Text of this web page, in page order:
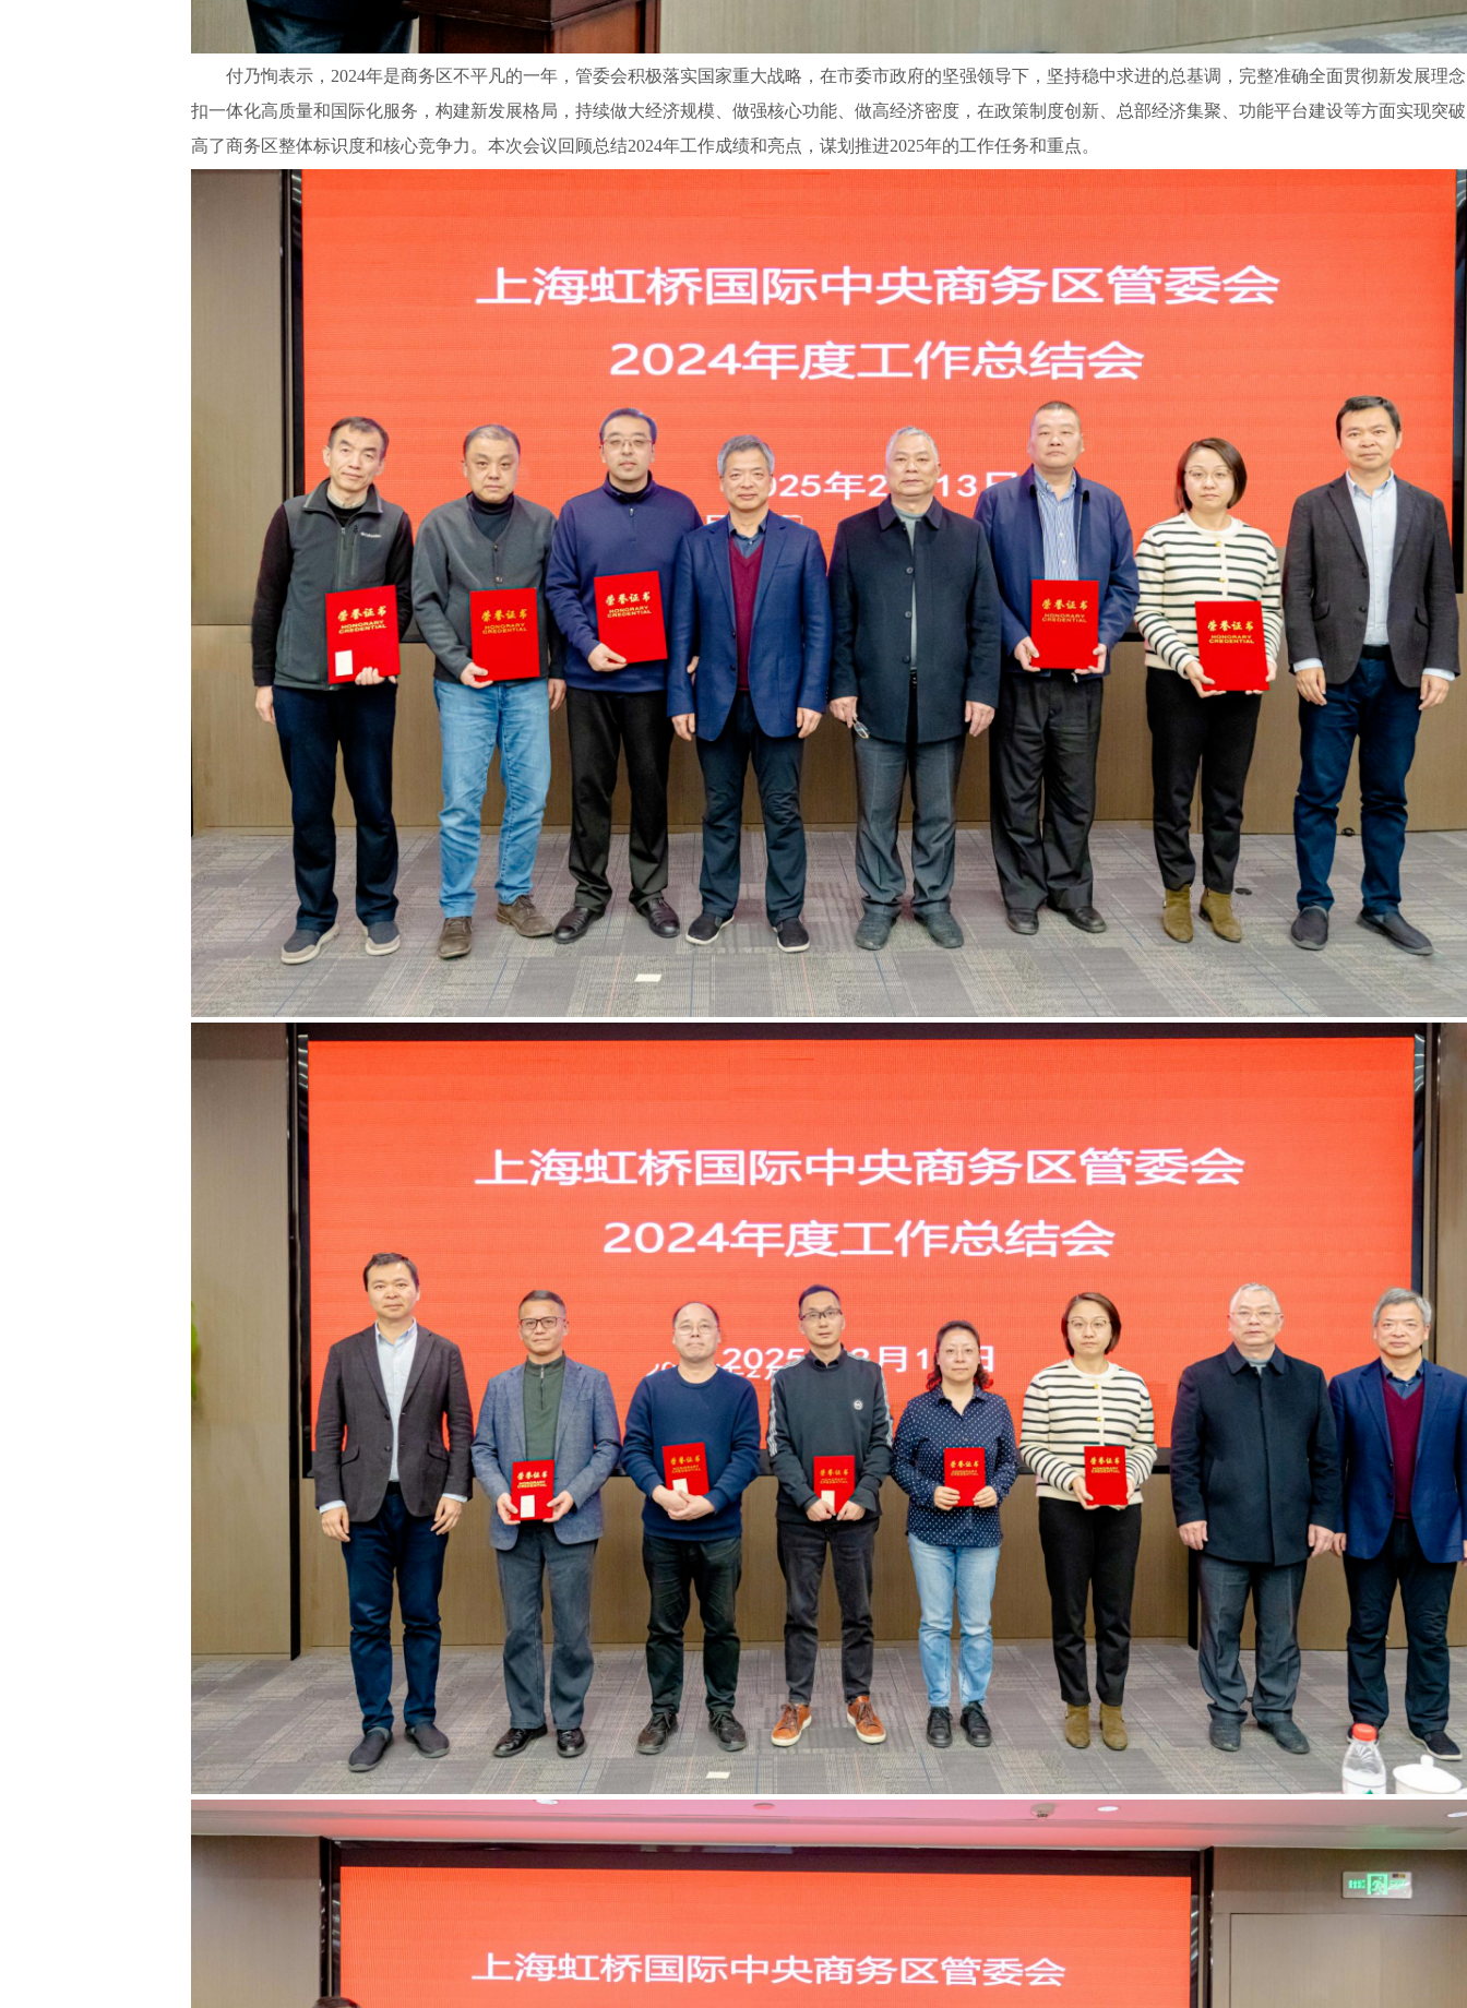
付乃恂表示， 2024年是商务区不平凡的一年，管委会积极落实国家重大战略，在市委市政府的坚强领导下，坚持稳中求进的总基调，完整准确全面贯彻新发展理
扣一体化高质量和国际化服务，构建新发展格局，持续做大经济规模、做强核心功能、做高经济密度，在政策制度创新、总部经济集聚、功能平台建设等方面实现突
高了商务区整体标识度和核心竞争力。本次会议回顾总结2024年工作成绩和亮点，谋划推进2025年的工作任务和重点。